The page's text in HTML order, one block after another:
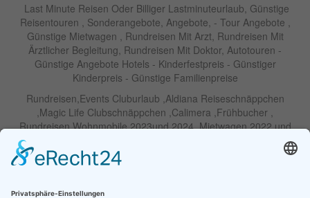
Last Minute Reisen Oder Billiger Lastminuteurlaub, Günstige
Reisentouren , Sonderangebote, Angebote, - Tour Angebote ,
Günstige Mietwagen , Rundreisen Mit Arzt, Rundreisen Mit
Ärztlicher Begleitung, Rundreisen Mit Doktor, Autotouren -
Günstige Angebote Hotels - Kinderfestpreis - Günstiger
Kinderpreis - Günstige Familienpreise
Rundreisen,Events Cluburlaub ,Aldiana Reiseschnäppchen
,Magic Life Clubschnäppchen ,Calimera ,Frühbucher ,
Rundreisen Wohnmobile 2023und 2024 ,Mietwagen 2022 und
Weihnachtreisen 2022 und 2023 , Silvesterreisen 2022 und 2032,
Namibia, Wohnmobile , Billige Angebote, Touren,Angebote Für
Mietwagentouren , Billige Lastminute Angebote Für